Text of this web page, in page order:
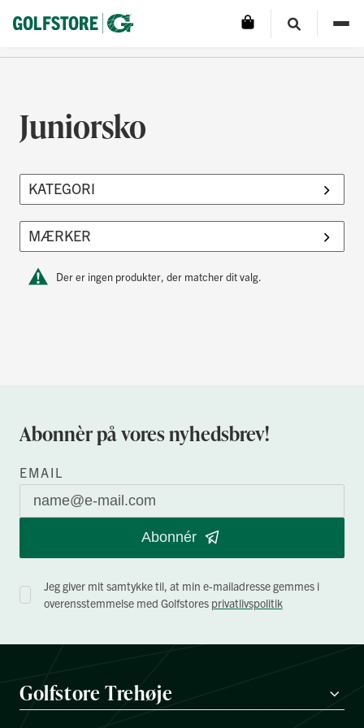
Juniorsko
Der er ingen produkter, der matcher dit valg.
Abonnèr på vores nyhedsbrev!
EMAIL
Abonnér
Jeg giver mit samtykke til, at min e-mailadresse gemmes i
overensstemmelse med Golfstores privatlivspolitik
Golfstore Trehøje